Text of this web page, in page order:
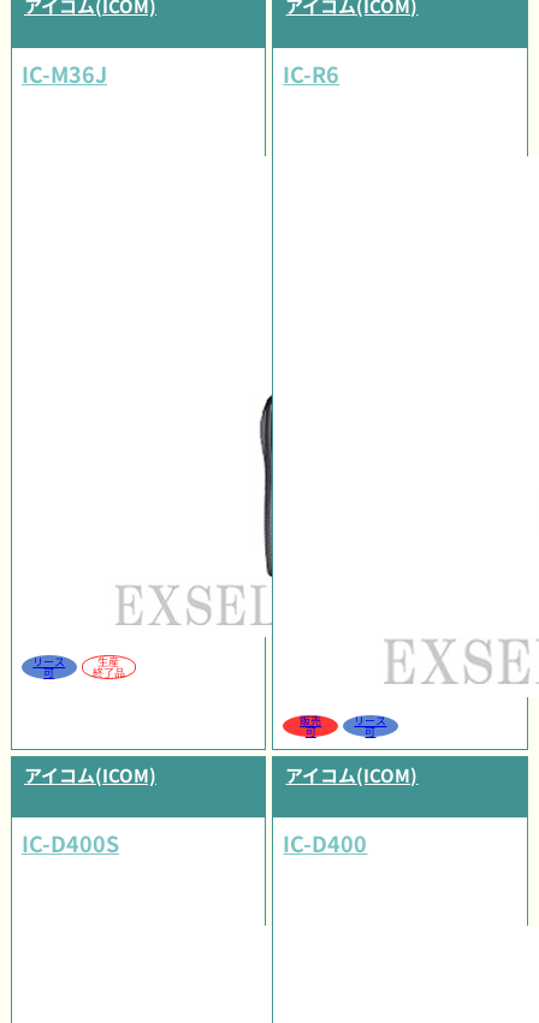
アイコム(ICOM)
IC-M36J
リース
可
生産
終了品
アイコム(ICOM)
IC-R6
販売
可
リース
可
アイコム(ICOM)
IC-D400S
アイコム(ICOM)
IC-D400